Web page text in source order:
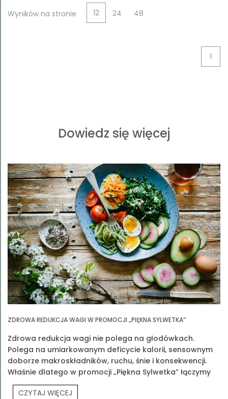
Wyników na stronie 12 24 48
1
Dowiedz się więcej
ZDROWA REDUKCJA WAGI W PROMOCJI „PIĘKNA SYLWETKA”
Zdrowa redukcja wagi nie polega na głodówkach.
Polega na umiarkowanym deficycie kalorii, sensownym
doborze makroskładników, ruchu, śnie i konsekwencji.
Właśnie dlatego w promocji „Piękna Sylwetka” łączymy
edukację z praktyką
CZYTAJ WIĘCEJ